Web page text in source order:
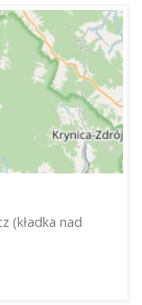
(kładka nad